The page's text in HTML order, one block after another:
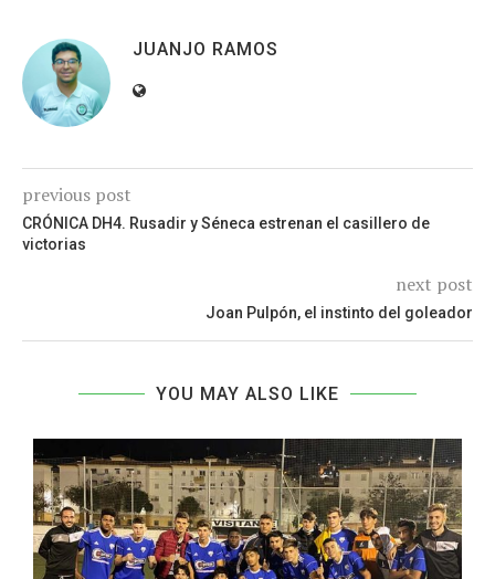
JUANJO RAMOS
previous post
CRÓNICA DH4. Rusadir y Séneca estrenan el casillero de
victorias
next post
Joan Pulpón, el instinto del goleador
YOU MAY ALSO LIKE